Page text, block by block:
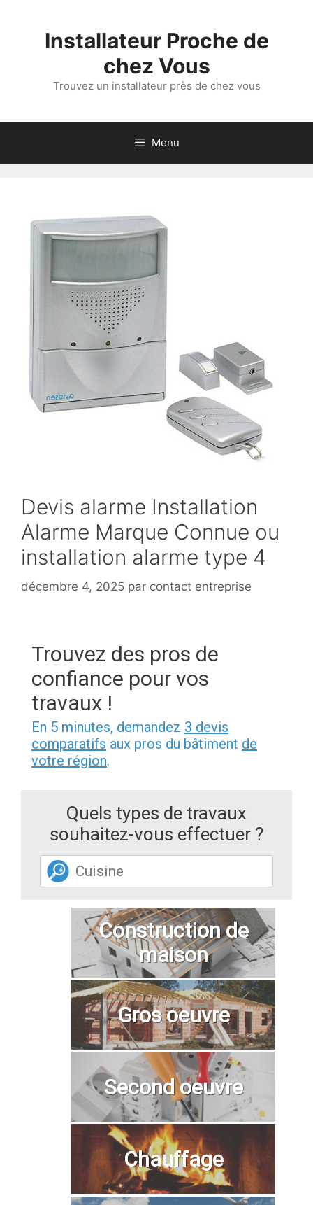
Installateur Proche de
chez Vous
Trouvez un installateur près de chez vous
Menu
Devis alarme Installation
Alarme Marque Connue ou
installation alarme type 4
décembre 4, 2025 par contact entreprise
Trouvez des pros de
confiance pour vos
travaux !
En 5 minutes, demandez 3 devis
comparatifs aux pros du bâtiment de
votre région.
Quels types de travaux
souhaitez-vous effectuer ?
Construction de
maison
Gros oeuvre
Second oeuvre
Chauffage